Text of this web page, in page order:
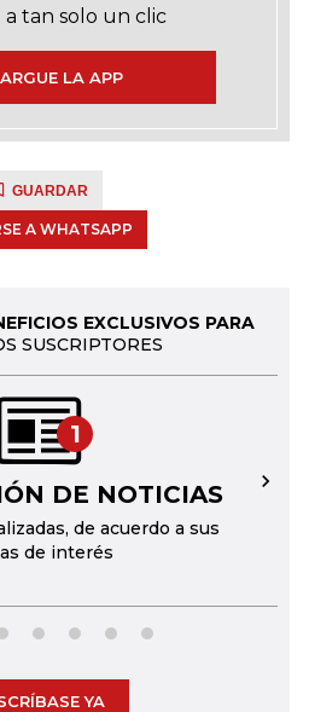
a tan solo un clic
LA APP
GUARDAR
A WHATSAPP
EXCLUSIVOS PARA
SUSCRIPTORES
1
DE NOTICIAS
de acuerdo a sus
de interés
→
YA